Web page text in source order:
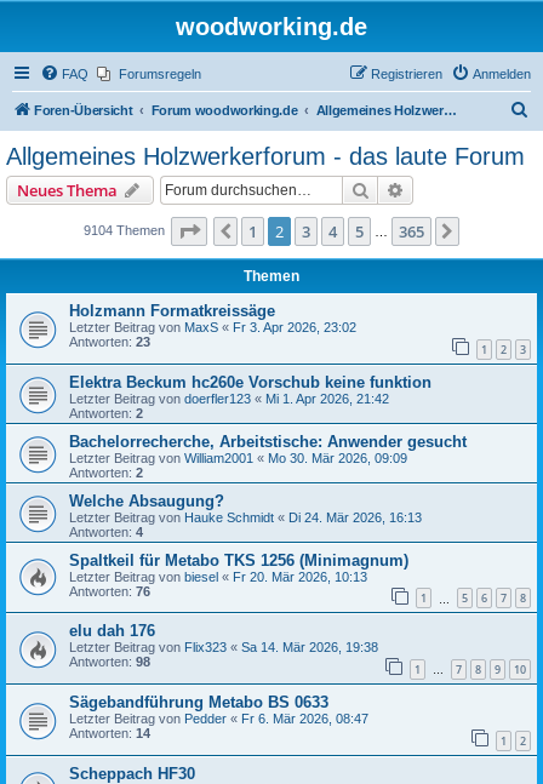
woodworking.de
FAQ Forumsregeln Anmelden
Registrieren
Foren-Übersicht Forum woodworking.de Allgemeines Holzwerkerforum - das laute Forum
Allgemeines Holzwerkerforum - das laute Forum
Neues Thema Suche
9104 Themen Seite von 365
Vorherige
1 2 3 4 5 365
Themen
Holzmann Formatkreissäge
Letzter Beitrag von MaxS « Fr 3. Apr 2026, 23:02
Antworten: 23 1 2 3
Elektra Beckum hc260e Vorschub keine funktion
Letzter Beitrag von doerfler123 « Mi 1. Apr 2026, 21:42
Antworten: 2
Bachelorrecherche, Arbeitstische: Anwender gesucht
Letzter Beitrag von William2001 « Mo 30. Mär 2026, 09:09
Antworten: 2
Welche Absaugung?
Letzter Beitrag von Hauke Schmidt « Di 24. Mär 2026, 16:13
Antworten: 4
Spaltkeil für Metabo TKS 1256 (Minimagnum)
Letzter Beitrag von biesel « Fr 20. Mär 2026, 10:13
Antworten: 76 1 5 6 7 8
elu dah 176
Letzter Beitrag von Flix323 « Sa 14. Mär 2026, 19:38
Antworten: 98 1 … 7 8 9 10
Sägebandführung Metabo BS 0633
Letzter Beitrag von Pedder « Fr 6. Mär 2026, 08:47
Antworten: 14 1 2
Scheppach HF30